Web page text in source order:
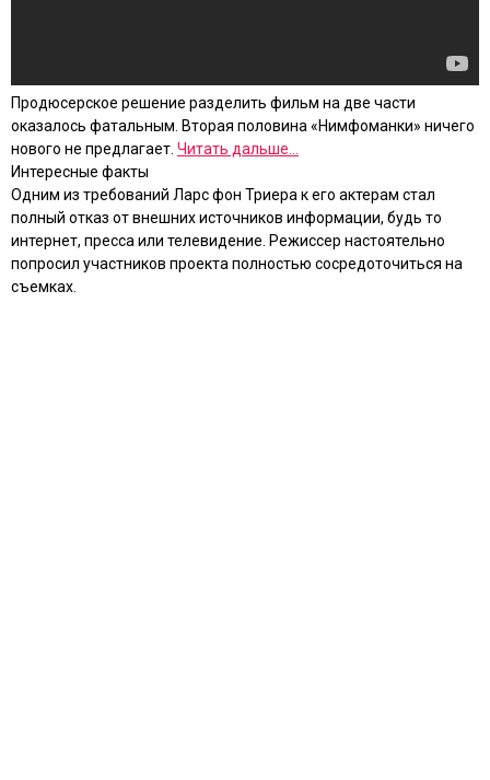
Продюсерское решение разделить фильм на две части
оказалось фатальным. Вторая половина «Нимфоманки» ничего
нового не предлагает. Читать дальше...
Интересные факты
Одним из требований Ларс фон Триера к его актерам стал
полный отказ от внешних источников информации, будь то
интернет, пресса или телевидение. Режиссер настоятельно
попросил участников проекта полностью сосредоточиться на
съемках.